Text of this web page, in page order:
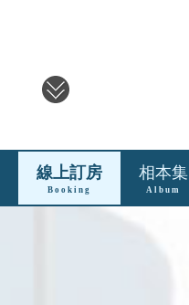
線上訂房
Booking
相本集
Album